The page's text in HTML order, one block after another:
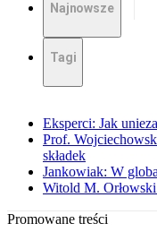
Najnowsze
Tagi
Eksperci: Jak
Prof.
składek
Jankowiak: W
Witold M.
Promowane treści